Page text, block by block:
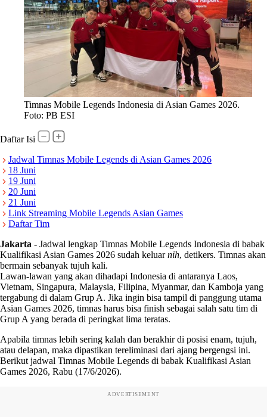
Timnas Mobile Legends Indonesia di Asian Games 2026.
Foto: PB ESI
Daftar Isi
Jadwal Timnas Mobile Legends di Asian Games 2026
18 Juni
19 Juni
20 Juni
21 Juni
Link Streaming Mobile Legends Asian Games
Daftar Tim
Jakarta - Jadwal lengkap Timnas Mobile Legends Indonesia di babak
Kualifikasi Asian Games 2026 sudah keluarnih, detikers. Timnas akan
bermain sebanyak tujuh kali.
Lawan-lawan yang akan dihadapi Indonesia di antaranya Laos,
Vietnam, Singapura, Malaysia, Filipina, Myanmar, dan Kamboja yang
tergabung di dalam Grup A. Jika ingin bisa tampil di panggung utama
Asian Games 2026, timnas harus bisa finish sebagai salah satu tim di
Grup A yang berada di peringkat lima teratas.
Apabila timnas lebih sering kalah dan berakhir di posisi enam, tujuh,
atau delapan, maka dipastikan tereliminasi dari ajang bergengsi ini.
Berikut jadwal Timnas Mobile Legends di babak Kualifikasi Asian
Games 2026, Rabu (17/6/2026).
ADVERTISEMENT